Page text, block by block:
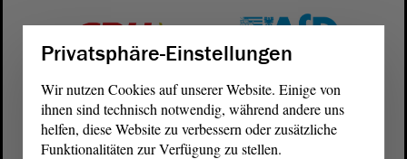
Privatsphäre-Einstellungen
Wir nutzen Cookies auf unserer Website. Einige von
ihnen sind technisch notwendig, während andere uns
helfen, diese Website zu verbessern oder zusätzliche
Funktionalitäten zur Verfügung zu stellen.